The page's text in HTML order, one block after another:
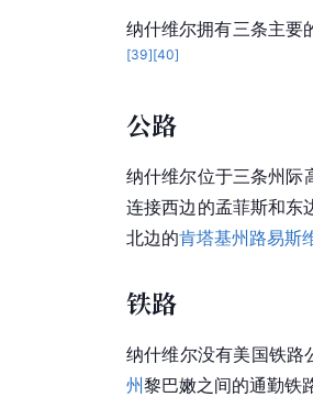
纳什维尔拥有三条主要
[39][40]
公路
纳什维尔位于三条州
连接西边的孟菲斯和东
北边的肯塔基州路易斯
铁路
纳什维尔没有美国铁
州黎巴嫩之间的通勤铁